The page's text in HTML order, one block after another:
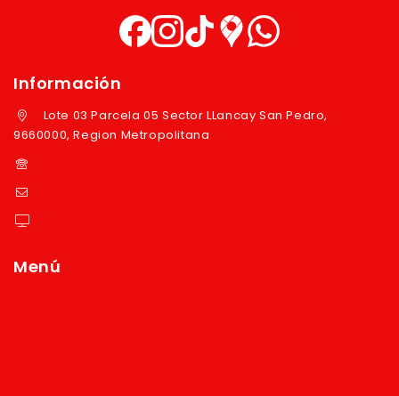
Información
Lote 03 Parcela 05 Sector LLancay San Pedro,
9660000, Region Metropolitana
Menú